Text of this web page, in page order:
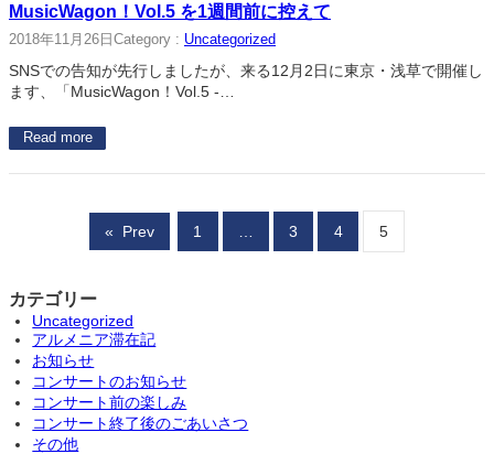
MusicWagon！Vol.5 を1週間前に控えて
2018年11月26日 Category : Uncategorized
SNSでの告知が先行しましたが、来る12月2日に東京・浅草で開催し
ます、「MusicWagon！Vol.5 -…
Read more
« Prev 1 3 4 5
カテゴリー
Uncategorized
アルメニア滞在記
お知らせ
コンサートのお知らせ
コンサート前の楽しみ
コンサート終了後のごあいさつ
その他